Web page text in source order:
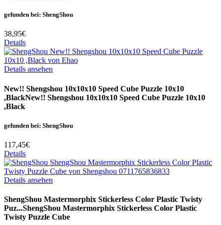
gefunden bei: ShengShou
38,95€
Details
Details ansehen
New!! Shengshou 10x10x10 Speed Cube Puzzle 10x10
,BlackNew!! Shengshou 10x10x10 Speed Cube Puzzle 10x10
,Black
gefunden bei: ShengShou
117,45€
Details
Details ansehen
ShengShou Mastermorphix Stickerless Color Plastic Twisty
Puz...ShengShou Mastermorphix Stickerless Color Plastic
Twisty Puzzle Cube